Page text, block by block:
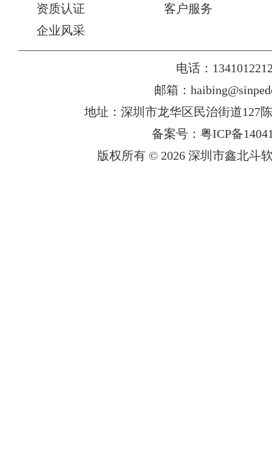
资质认证
企业风采
客户服务
电话：
邮箱：
地址：深圳市龙华区民治街道127
备案号：粤ICP备
版权所有 © 2026 深圳市鑫北斗